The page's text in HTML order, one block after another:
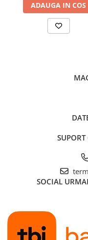
ADAUGA IN COS
SOCIAL